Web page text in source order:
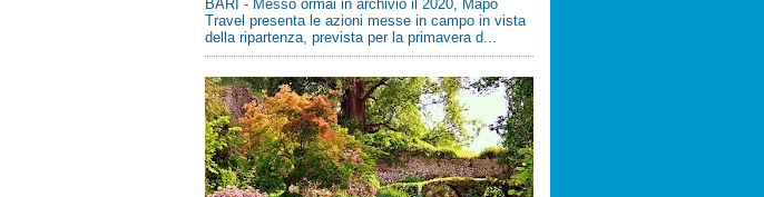
BARI - Messo ormai in archivio il 2020, Mapo
Travel presenta le azioni messe in campo in vista
della ripartenza, prevista per la primavera d...